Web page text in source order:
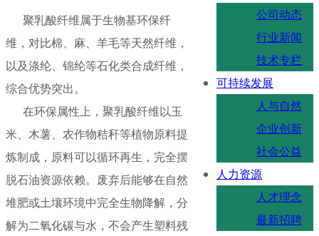
公司动态
行业新闻
技术专栏
可持续发展
人与自然
企业创新
社会公益
人力资源
人才理念
最新招聘
聚乳酸纤维属于生物基环保纤
维，对比棉、麻、羊毛等天然纤维，
以及涤纶、锦纶等石化类合成纤维，
综合优势突出。
在环保属性上，聚乳酸纤维以玉
米、木薯、农作物秸秆等植物原料提
炼制成，原料可以循环再生，完全摆
脱石油资源依赖。废弃后能够在自然
堆肥或土壤环境中完全生物降解，分
解为二氧化碳与水，不会产生塑料残